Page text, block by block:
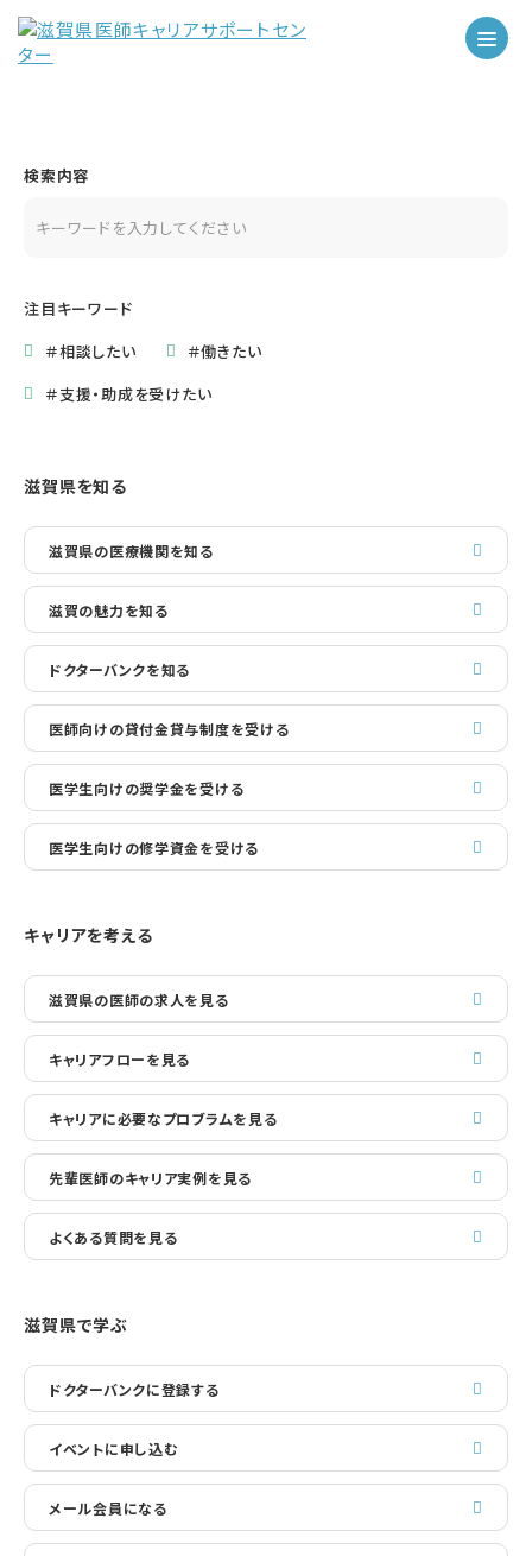
検索内容
注目キーワード
＃相談したい
＃働きたい
＃支援・助成を受けたい
滋賀県を知る
滋賀県の医療機関を知る
滋賀の魅力を知る
ドクターバンクを知る
医師向けの貸付金貸与制度を受ける
医学生向けの奨学金を受ける
医学生向けの修学資金を受ける
キャリアを考える
滋賀県の医師の求人を見る
キャリアフローを見る
キャリアに必要なプロブラムを見る
先輩医師のキャリア実例を見る
よくある質問を見る
滋賀県で学ぶ
ドクターバンクに登録する
イベントに申し込む
メール会員になる